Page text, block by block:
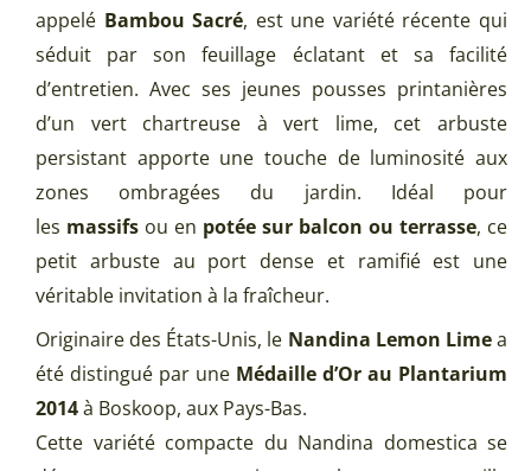
appelé Bambou Sacré, est une variété récente qui
séduit par son feuillage éclatant et sa facilité
d’entretien. Avec ses jeunes pousses printanières
d’un vert chartreuse à vert lime, cet arbuste
persistant apporte une touche de luminosité aux
zones ombragées du jardin. Idéal pour
les massifs ou en potée sur balcon ou terrasse, ce
petit arbuste au port dense et ramifié est une
véritable invitation à la fraîcheur.
Originaire des États-Unis, le Nandina Lemon Limea
été distingué par une Médaille d’Or au Plantarium
2014à Boskoop, aux Pays-Bas.
Cette variété compacte du Nandina domestica se